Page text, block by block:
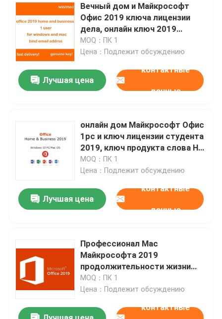
Вечный дом и Майкрософт
Офис 2019 ключа лицензии
дела, онлайн ключ 2019
продукта Excel
MOQ：ПК 1
Цена：Подлежит обсуждению
Лучшая цена
контактные
данные
онлайн дом Майкрософт Офис
1pc и ключ лицензии студента
2019, ключ продукта слова Hb
2019
MOQ：ПК 1
Цена：Подлежит обсуждению
Лучшая цена
контактные
данные
Профессионал Mac
Майкрософта 2019
продолжительности жизни
плюс ключ 1pc продукта
MOQ：ПК 1
Цена：Подлежит обсуждению
контактные